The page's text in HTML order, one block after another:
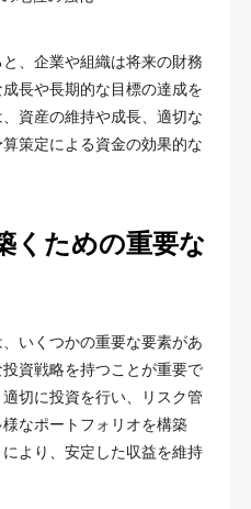
、企業や組織は将来の財務
長や長期的な目標の達成を
資産の維持や成長、適切な
策定による資金の効果的な
くための重要な
いくつかの重要な要素があ
資戦略を持つことが重要で
切に投資を行い、リスク管
なポートフォリオを構築
より、安定した収益を維持